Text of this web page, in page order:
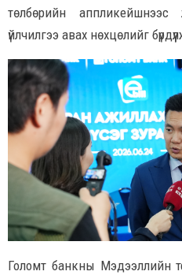
төлбөрийн
үйлчилгээ авах нөхцөлийг
Голомт банкны Мэдээллийн